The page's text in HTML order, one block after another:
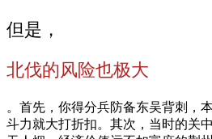
但是，
北伐的风险也极大
。首先，你得分兵防备东吴背刺，
斗力就大打折扣。其次，当时的关